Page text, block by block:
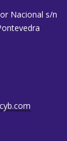
Nacional s/n